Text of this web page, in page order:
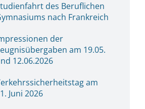
des Beruflichen
nach Frankreich
der
am 19.05.
12.06.2026
am
Juni 2026